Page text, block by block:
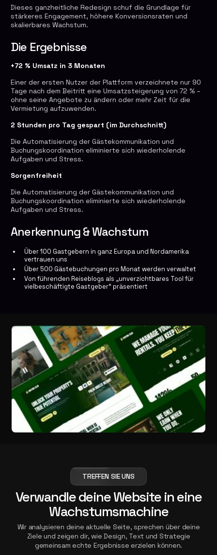
Dieses ganzheitliche Redesign schuf die Grundlage für
stärkeres Engagement, höhere Konversionsraten und
skalierbares Wachstum.
Die Ergebnisse
+72 % Umsatz in 3 Monaten
Einer der ersten Nutzer der Plattform verzeichnete nur 90
Tage nach dem Beitritt eine Umsatzsteigerung von 72 % –
ohne seine Angebote zu ändern oder mehr Zeit für die
Vermietung aufzuwenden.
2 Stunden pro Tag gespart (im Durchschnitt)
Die Automatisierung der Gästekommunikation und
Buchungskoordination eliminierte sich wiederholende
Aufgaben und Stress.
Sorgenfreiheit
Die Automatisierung der Gästekommunikation und
Buchungskoordination eliminierte sich wiederholende
Aufgaben und Stress.
Anerkennung & Wachstum
Über 100 Gastgebern in ganz Europa und Nordamerika
vertrauen uns
Über 500 Gästebuchungen pro Monat werden verwaltet
Von führenden Reiseblogs als „unverzichtbares Tool für
vielbeschäftigte Gastgeber“ präsentiert
TREFFEN SIE UNS
Verwandle deine Website in eine
Wachstumsmachine
Wir analysieren deine aktuelle Seite, sprechen über deine
Ziele und zeigen dir, wie Design, Text und Strategie
gemeinsam echte Ergebnisse erzielen können.